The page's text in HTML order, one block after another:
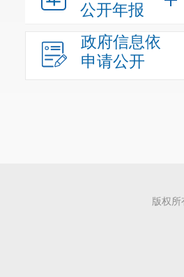
公开年报
政府信息依
申请公开
版权